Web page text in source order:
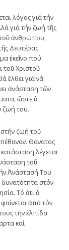
λόγος γιά τήν
γιά τήν ζωή τῆς
ἀνθρώπου,
Δευτέρας
ἐκεῖνο πού
τοῦ Χριστοῦ
ἔλθει γιά νά
ἀνάσταση τῶν
ὥστε ὁ
ζωή του.
στήν ζωή τοῦ
Θάνατος
λέγεται
τοῦ
Ἀνάστασή Του
στόν
Τό ὅτι ὁ
ἀπό τόν
τήν ἐλπίδα
καί